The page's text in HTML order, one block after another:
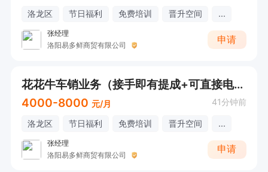
洛龙区 节日福利 免费培训 晋升空间 ...
张经理
洛阳易多鲜商贸有限公司
申请
花花牛车销业务（接手即有提成+可直接电话联系）
4000-8000 元/月 41分钟前
洛龙区 节日福利 免费培训 晋升空间 ...
张经理
洛阳易多鲜商贸有限公司
申请